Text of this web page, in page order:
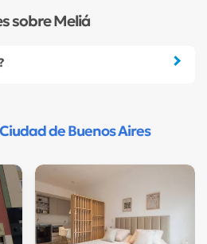
sobre Meliá
de Buenos Aires